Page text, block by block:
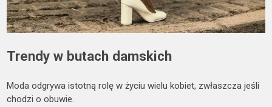
Trendy w butach damskich
Moda odgrywa istotną rolę w życiu wielu kobiet, zwłaszcza jeśli
chodzi o obuwie.